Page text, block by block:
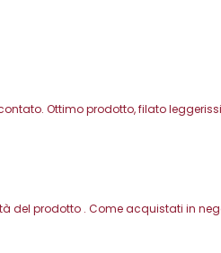
Ottimo prodotto, filato
del prodotto . Come acquistati in